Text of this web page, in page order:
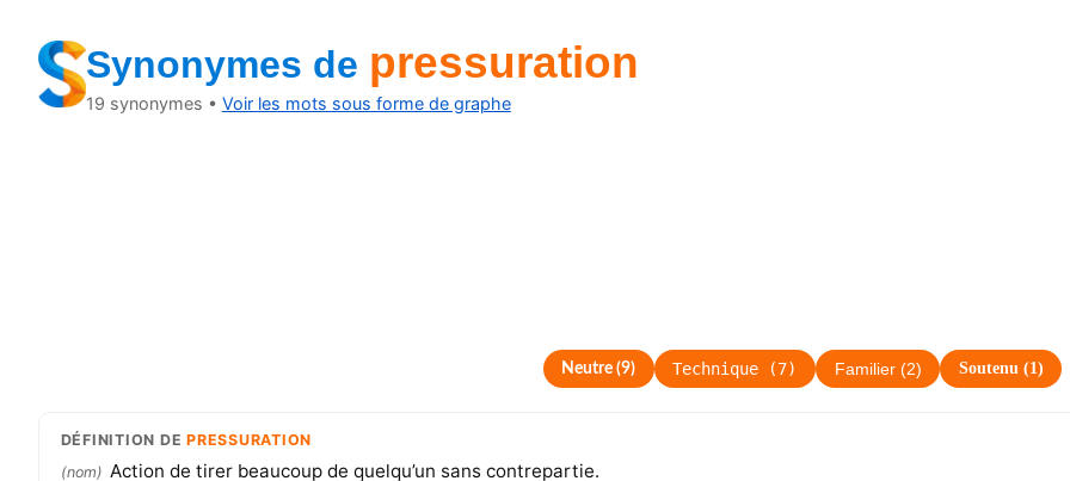
Synonymes de pressuration
19 synonymes • Voir les mots sous forme de graphe
Neutre (9) Technique (7) Familier(2) Soutenu(1)
DÉFINITION DEPRESSURATION
(nom) Action de tirer beaucoup de quelqu’un sans contrepartie.